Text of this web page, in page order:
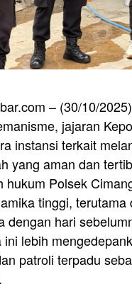
– (30/10/
jajaran
instansi terkait
yang aman dan
hukum Polsek
tinggi,
dengan hari
lebih
patroli terpadu